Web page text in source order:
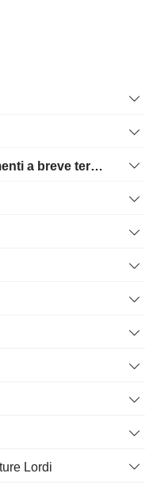
Totale di contanti e investimenti a breve termine
Lordi